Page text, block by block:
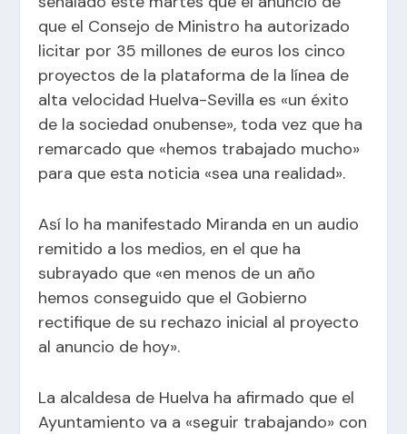
que el Consejo de Ministro ha autorizado
licitar por 35 millones de euros los cinco
proyectos de la plataforma de la línea de
alta velocidad Huelva-Sevilla es «un éxito
de la sociedad onubense», toda vez que ha
remarcado que «hemos trabajado mucho»
para que esta noticia «sea una realidad».
Así lo ha manifestado Miranda en un audio
remitido a los medios, en el que ha
subrayado que «en menos de un año
hemos conseguido que el Gobierno
rectifique de su rechazo inicial al proyecto
al anuncio de hoy».
La alcaldesa de Huelva ha afirmado que el
Ayuntamiento va a «seguir trabajando» con